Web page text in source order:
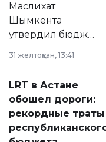
Маслихат
Шымкента
утвердил бюджет
2028 годы.
документ
появился в базе
нормативных
правовых актов и
31 желтоқсан, 13:41
LRT в Астане
обошел дороги:
рекордные траты